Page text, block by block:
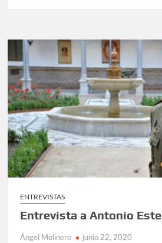
ENTREVISTAS
Entrevista a Antonio
Ángel Molinero junio 22, 2020